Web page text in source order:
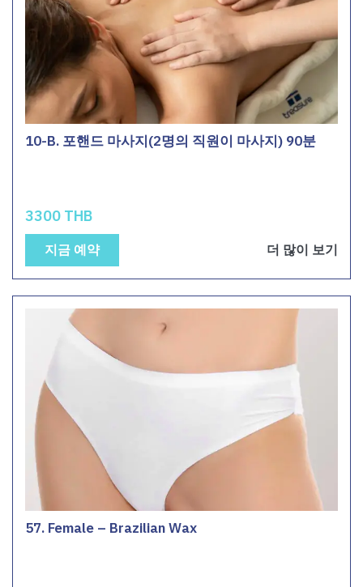
10-B. 포핸드 마사지(2명의 직원이 마사지) 90분
3300 THB
지금 예약 더 많이 보기
57. Female – Brazilian Wax